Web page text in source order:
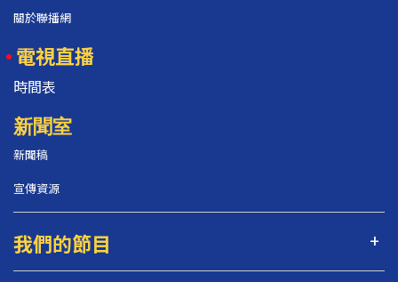
關於聯播網
電視直播
時間表
新聞室
新聞稿
宣傳資源
我們的節目